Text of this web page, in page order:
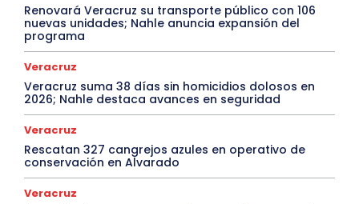
Renovará Veracruz su transporte público con 106
nuevas unidades; Nahle anuncia expansión del
programa
Veracruz
Veracruz suma 38 días sin homicidios dolosos en
2026; Nahle destaca avances en seguridad
Veracruz
Rescatan 327 cangrejos azules en operativo de
conservación en Alvarado
Veracruz